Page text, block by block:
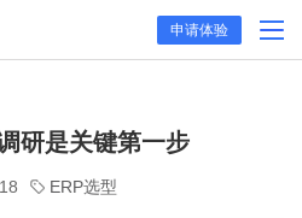
申请体验
研是关键第一步
ERP选型